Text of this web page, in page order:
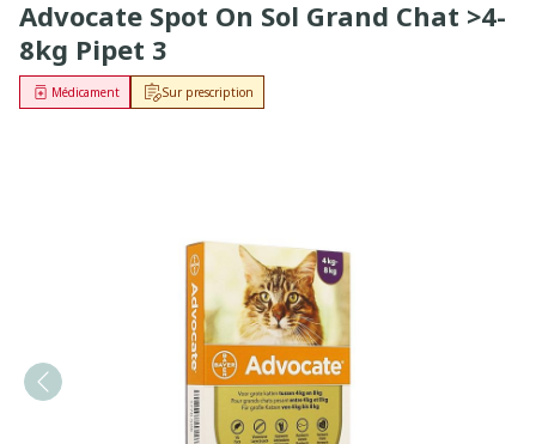
Advocate Spot On Sol Grand Chat >4-
8kg Pipet 3
Sur prescription
Médicament